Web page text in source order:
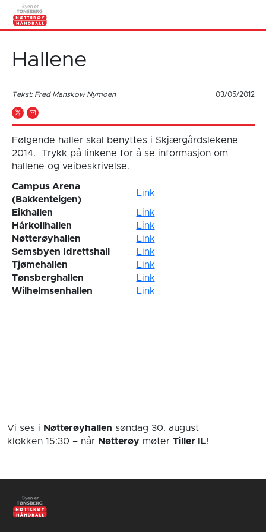
Hallene
Tekst: Fred Manskow Nymoen 03/05/2012
Følgende haller skal benyttes i Skjærgårdslekene
2014. Trykk på linkene for å se informasjon om
hallene og veibeskrivelse.
Campus Arena
(Bakkenteigen)
Link
Eikhallen
Link
Hårkollhallen
Link
Nøtterøyhallen
Link
Semsbyen Idrettshall
Link
Tjømehallen
Link
Tønsberghallen
Link
Wilhelmsenhallen
Link
Vi ses i Nøtterøyhallen søndag 30. august
klokken 15:30 – når Nøtterøy møter Tiller IL!